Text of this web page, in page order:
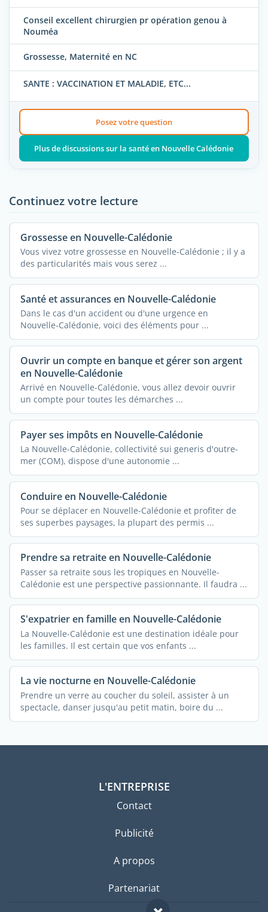
Conseil excellent chirurgien pr opération genou à
Nouméa
Grossesse, Maternité en NC
SANTE : VACCINATION ET MALADIE, ETC...
Posez votre question
Plus de discussions sur la santé en Nouvelle Calédonie
Continuez votre lecture
Grossesse en Nouvelle-Calédonie
Vous vivez votre grossesse en Nouvelle-Calédonie ; il y a
des particularités mais vous serez ...
Santé et assurances en Nouvelle-Calédonie
Dans le cas d'un accident ou d'une urgence en
Nouvelle-Calédonie, voici des éléments pour ...
Ouvrir un compte en banque et gérer son argent
en Nouvelle-Calédonie
Arrivé en Nouvelle-Calédonie, vous allez devoir ouvrir
un compte pour toutes les démarches ...
Payer ses impôts en Nouvelle-Calédonie
La Nouvelle-Calédonie, collectivité sui generis d'outre-
mer (COM), dispose d'une autonomie ...
Conduire en Nouvelle-Calédonie
Pour se déplacer en Nouvelle-Calédonie et profiter de
ses superbes paysages, la plupart des permis ...
Prendre sa retraite en Nouvelle-Calédonie
Passer sa retraite sous les tropiques en Nouvelle-
Calédonie est une perspective passionnante. Il faudra ...
S'expatrier en famille en Nouvelle-Calédonie
La Nouvelle-Calédonie est une destination idéale pour
les familles. Il est certain que vos enfants ...
La vie nocturne en Nouvelle-Calédonie
Prendre un verre au coucher du soleil, assister à un
spectacle, danser jusqu'au petit matin, boire du ...
L'ENTREPRISE
Contact
Publicité
A propos
Partenariat